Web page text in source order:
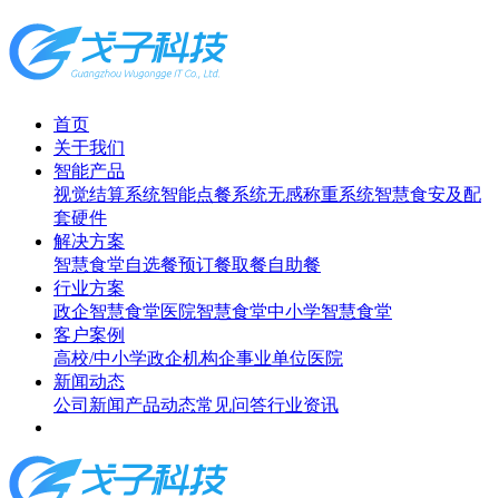
首页
关于我们
智能产品
视觉结算系统智能点餐系统无感称重系统智慧食安及配
套硬件
解决方案
智慧食堂自选餐预订餐取餐自助餐
行业方案
政企智慧食堂医院智慧食堂中小学智慧食堂
客户案例
高校/中小学政企机构企事业单位医院
新闻动态
公司新闻产品动态常见问答行业资讯